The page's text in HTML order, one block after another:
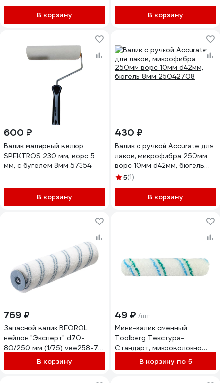
В корзину В корзину
600 ₽
Валик малярный велюр
SPEKTROS 230 мм, ворс 5
мм, с бугелем 8мм 57354
В корзину
430 ₽
Валик с ручкой Accurate для
лаков, микрофибра 250мм
ворс 10мм d42мм, бюгель
8мм 25042708
5(1)
В корзину
769 ₽
Запасной валик BEOROL
нейлон "Эксперт" d70-
80/250 мм (1/75) vee258-7ru
В корзину
49 ₽ /шт
Мини-валик сменный
Toolberg Текстура-
Стандарт, микроволокно
9/150/15мм, D6мм ,
ЛА-00004694
В корзину по 5